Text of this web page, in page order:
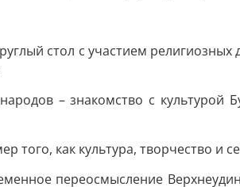
стол с участием
– знакомство с
того, как культура, творчество
переосмысление